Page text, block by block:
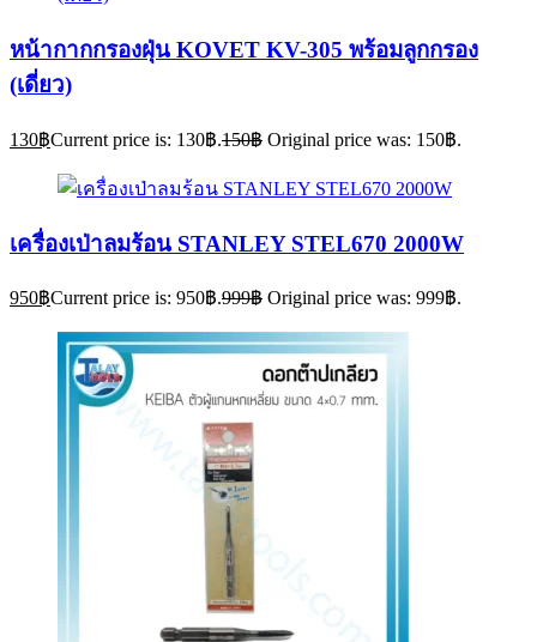
หน้ากากกรองฝุ่น KOVET KV-305 พร้อมลูกกรอง
(เดี่ยว)
130฿Current price is: 130฿.150฿ Original price was: 150฿.
เครื่องเป่าลมร้อน STANLEY STEL670 2000W
950฿Current price is: 950฿.999฿ Original price was: 999฿.